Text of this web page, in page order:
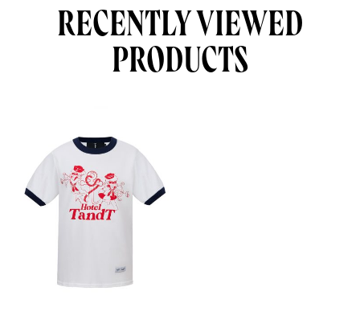
RECENTLY VIEWED
PRODUCTS